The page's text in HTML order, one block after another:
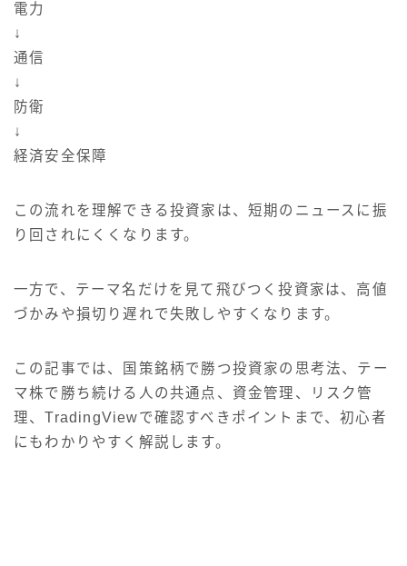
電力
↓
通信
↓
防衛
↓
経済安全保障
この流れを理解できる投資家は、短期のニュースに振
り回されにくくなります。
一方で、テーマ名だけを見て飛びつく投資家は、高値
づかみや損切り遅れで失敗しやすくなります。
この記事では、国策銘柄で勝つ投資家の思考法、テー
マ株で勝ち続ける人の共通点、資金管理、リスク管
理、TradingViewで確認すべきポイントまで、初心者
にもわかりやすく解説します。